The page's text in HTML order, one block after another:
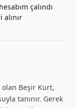
çalındı
alınır
Beşir Kurt,
tanınır. Gerek